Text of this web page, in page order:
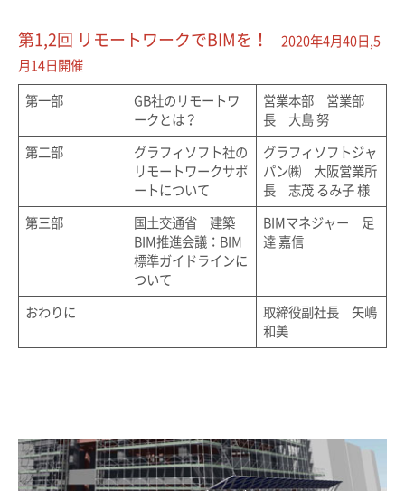
第1,2回 リモートワークでBIMを！
2020年4月40日,5
月14日開催
第一部
GB社のリモートワ
ークとは？
営業本部 営業部
長 大島 努
第二部
グラフィソフト社の
リモートワークサポ
ートについて
グラフィソフトジャ
パン㈱ 大阪営業所
長 志茂 るみ子 様
第三部
国土交通省 建築
BIM推進会議：BIM
標準ガイドラインに
ついて
BIMマネジャー 足
達 嘉信
おわりに
取締役副社長 矢嶋
和美